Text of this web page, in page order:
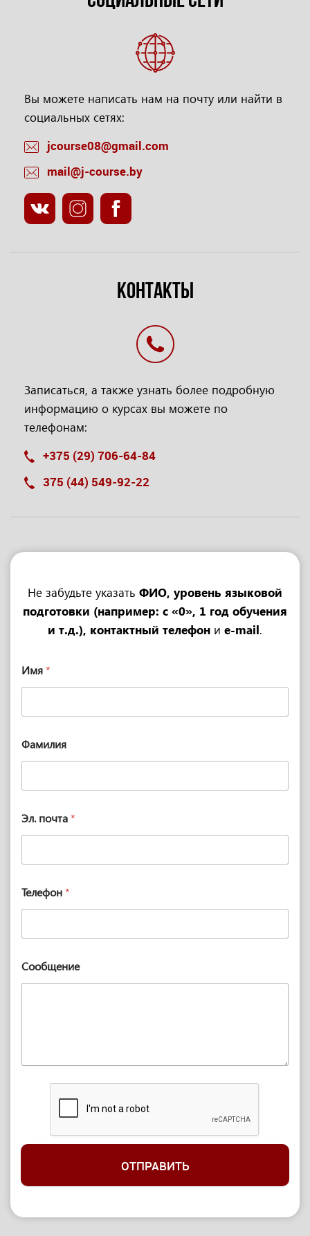
Вы можете написать нам на почту или найти в
социальных сетях:
jcourse08@gmail.com
mail@j-course.by
КОНТАКТЫ
Записаться, а также узнать более подробную
информацию о курсах вы можете по
телефонам:
+375 (29) 706-64-84
375 (44) 549-92-22
Не забудьте указать ФИО, уровень языковой
подготовки (например: с «0», 1 год обучения
и т.д.), контактный телефон и e-mail.
Имя*
Фамилия
Эл. почта*
Телефон*
Сообщение
ОТПРАВИТЬ